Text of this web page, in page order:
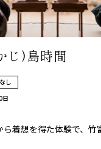
じ)島時間
し
日
ら着想を得た体験で、竹